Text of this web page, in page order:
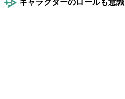
キャラクターのロールも意識